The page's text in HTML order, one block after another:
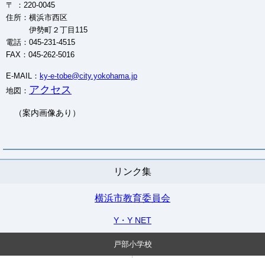
〒 ：220-0045
住所：横浜市西区
伊勢町２丁目115
電話：045-231-4515
FAX：045-262-5016
E-MAIL： ky-e-tobe@city.yokohama.jp
地図： アクセス
（案内画像あり）
リンク集
横浜市教育委員会
Y・Y NET
戸部小学校